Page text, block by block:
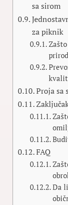
sa sirom
za piknik
Proja sa
FAQ
Da